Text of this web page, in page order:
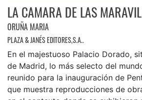
LA CAMARA DE LAS
ORUÑA MARIA
PLAZA & JANÉS EDITORES,S.A..
En el majestuoso Palacio Dorado,
de Madrid, lo más selecto del
reunido para la inauguración de
que muestra reproducciones de